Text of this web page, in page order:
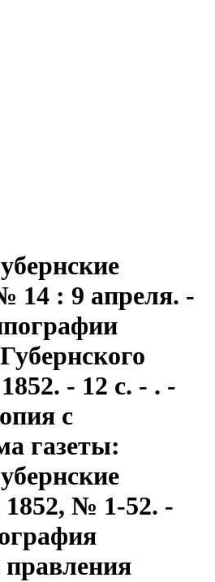
14 : 9 апреля. -
- 12 с. - . -
с
газеты:
1852, № 1-52. -
правления